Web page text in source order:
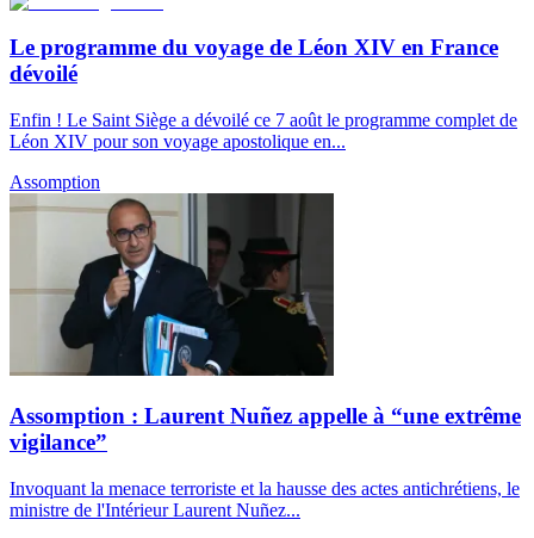
Le programme du voyage de Léon XIV en France
dévoilé
Enfin ! Le Saint Siège a dévoilé ce 7 août le programme complet de
Léon XIV pour son voyage apostolique en...
Assomption
Assomption : Laurent Nuñez appelle à “une extrême
vigilance”
Invoquant la menace terroriste et la hausse des actes antichrétiens, le
ministre de l'Intérieur Laurent Nuñez...